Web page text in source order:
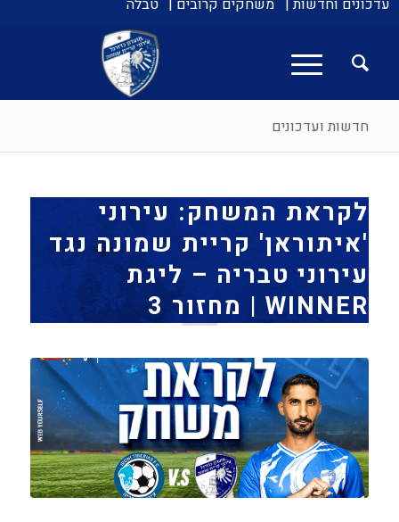
עדכונים וחדשות | משחקים קרובים | טבלה
חדשות ועדכונים
לקראת המשחק: עירוני
'איתוראן' קריית שמונה נגד
עירוני טבריה – ליגת
WINNER | מחזור 3